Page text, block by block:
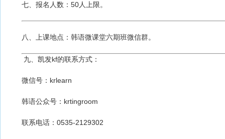
七、报名人数：50人上限。
八、上课地点：韩语微课堂六期班微信群。
九、凯发kf的联系方式：
微信号：krlearn
韩语公众号：krtingroom
联系电话：0535-2129302